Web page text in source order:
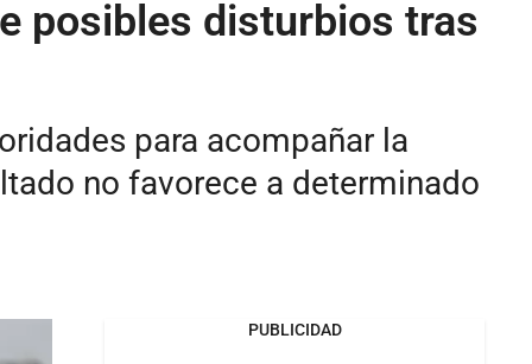
posibles disturbios tras
para acompañar la
no favorece a determinado
PUBLICIDAD